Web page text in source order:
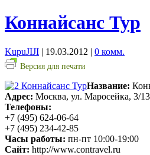
Коннайсанс Тур
KupuJIJI | 19.03.2012 | 0 комм.
Версия для печати
Название:
Адрес: Москва, ул. Маросейка, 3/13
Телефоны:
+7 (495) 624-06-64
+7 (495) 234-42-85
Часы работы: пн-пт 10:00-19:00
Сайт: http://www.contravel.ru